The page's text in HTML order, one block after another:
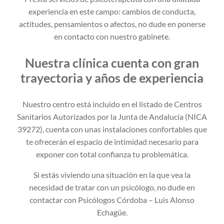
experiencia en este campo: cambios de conducta,
actitudes, pensamientos o afectos, no dude en ponerse
en contacto con nuestro gabinete.
Nuestra clínica cuenta con gran
trayectoria y años de experiencia
Nuestro centro está incluido en el listado de Centros
Sanitarios Autorizados por la Junta de Andalucía (NICA
39272), cuenta con unas instalaciones confortables que
te ofrecerán el espacio de intimidad necesario para
exponer con total confianza tu problemática.
Si estás viviendo una situación en la que vea la
necesidad de tratar con un psicólogo, no dude en
contactar con Psicólogos Córdoba – Luis Alonso
Echagüe.